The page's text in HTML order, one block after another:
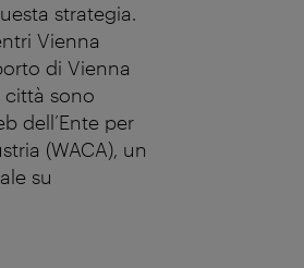
strategia.
Vienna
di Vienna
città sono
dell’Ente per
(WACA), un
su